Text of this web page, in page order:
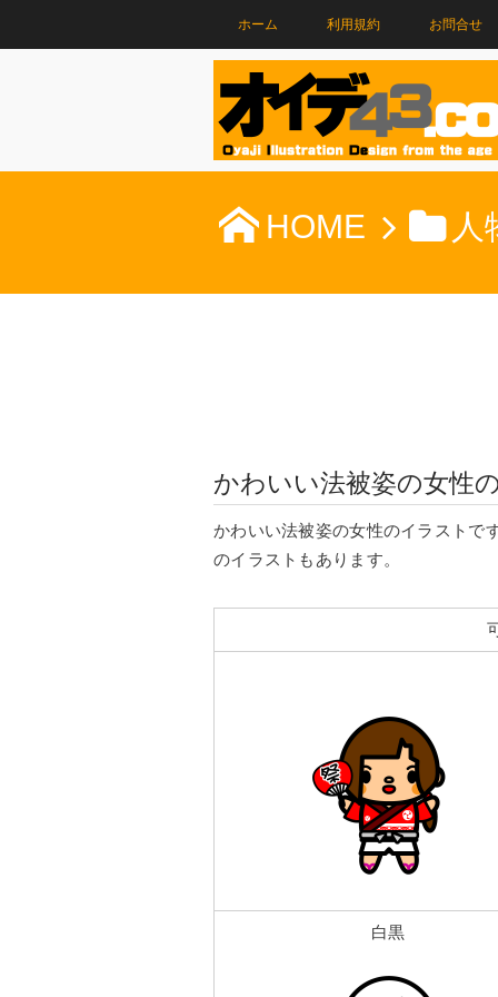
ホーム 利用規約 お問合せ
HOME 人
かわいい法被姿の女性
かわいい法被姿の女性のイラストで
のイラストもあります。
白黒